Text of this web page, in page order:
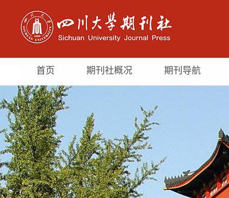
首页 期刊社概况 期刊导航